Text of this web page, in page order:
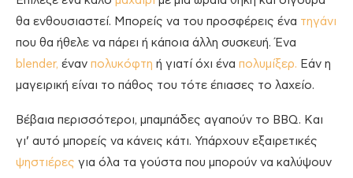
θα ενθουσιαστεί. Μπορείς να του προσφέρεις ένα τηγάνι
που θα ήθελε να πάρει ή κάποια άλλη συσκευή. Ένα
blender, έναν πολυκόφτη ή γιατί όχι ένα πολυμίξερ. Εάν η
μαγειρική είναι το πάθος του τότε έπιασες το λαχείο.
Βέβαια περισσότεροι, μπαμπάδες αγαπούν το BBQ. Και
γι’ αυτό μπορείς να κάνεις κάτι. Υπάρχουν εξαιρετικές
ψηστιέρες για όλα τα γούστα που μπορούν να καλύψουν